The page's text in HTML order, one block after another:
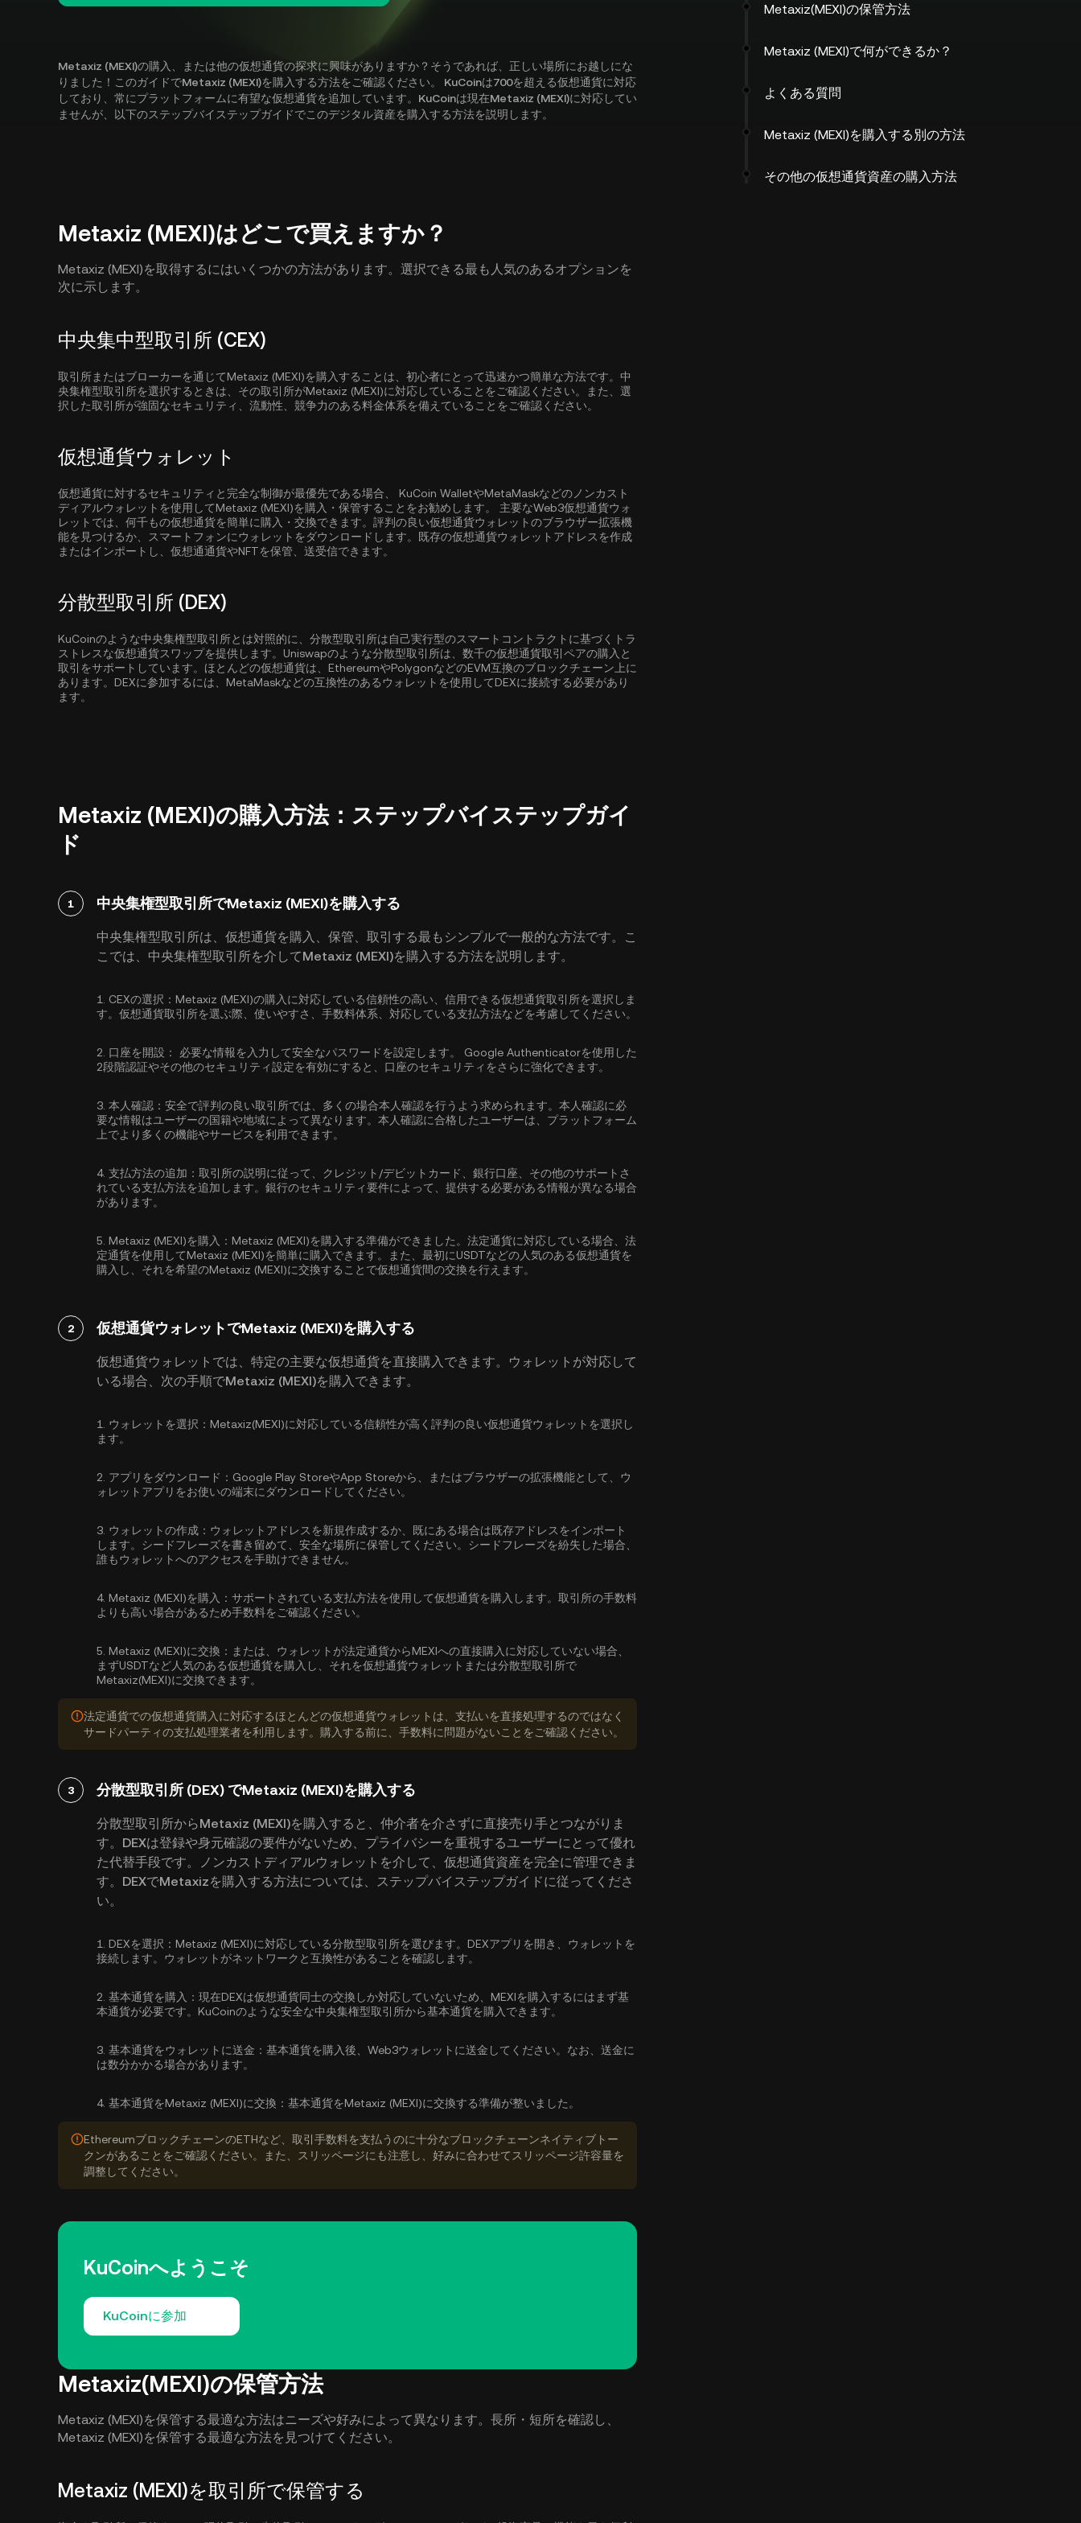
Metaxiz (MEXI)の購入、または他の仮想通貨の探求に興味がありますか？そうであれば、正しい場所にお越しにな
りました！このガイドでMetaxiz (MEXI)を購入する方法をご確認ください。 KuCoinは700を超える仮想通貨に対応
しており、常にプラットフォームに有望な仮想通貨を追加しています。KuCoinは現在Metaxiz (MEXI)に対応してい
ませんが、以下のステップバイステップガイドでこのデジタル資産を購入する方法を説明します。
Metaxiz (MEXI)はどこで買えますか？
Metaxiz (MEXI)を取得するにはいくつかの方法があります。選択できる最も人気のあるオプションを
次に示します。
中央集中型取引所 (CEX)
取引所またはブローカーを通じてMetaxiz (MEXI)を購入することは、初心者にとって迅速かつ簡単な方法です。中
央集権型取引所を選択するときは、その取引所がMetaxiz (MEXI)に対応していることをご確認ください。また、選
択した取引所が強固なセキュリティ、流動性、競争力のある料金体系を備えていることをご確認ください。
仮想通貨ウォレット
仮想通貨に対するセキュリティと完全な制御が最優先である場合、 KuCoin WalletやMetaMaskなどのノンカスト
ディアルウォレットを使用してMetaxiz (MEXI)を購入・保管することをお勧めします。 主要なWeb3仮想通貨ウォ
レットでは、何千もの仮想通貨を簡単に購入・交換できます。評判の良い仮想通貨ウォレットのブラウザー拡張機
能を見つけるか、スマートフォンにウォレットをダウンロードします。既存の仮想通貨ウォレットアドレスを作成
またはインポートし、仮想通通貨やNFTを保管、送受信できます。
分散型取引所 (DEX)
KuCoinのような中央集権型取引所とは対照的に、分散型取引所は自己実行型のスマートコントラクトに基づくトラ
ストレスな仮想通貨スワップを提供します。Uniswapのような分散型取引所は、数千の仮想通貨取引ペアの購入と
取引をサポートしています。ほとんどの仮想通貨は、 EthereumやPolygonなどのEVM互換のブロックチェーン上に
あります。DEXに参加するには、MetaMaskなどの互換性のあるウォレットを使用してDEXに接続する必要があり
ます。
Metaxiz (MEXI)の購入方法：ステップバイステップガイ
ド
1 中央集権型取引所でMetaxiz (MEXI)を購入する
中央集権型取引所は、仮想通貨を購入、保管、取引する最もシンプルで一般的な方法です。こ
こでは、中央集権型取引所を介してMetaxiz (MEXI)を購入する方法を説明します。
1. CEXの選択： Metaxiz (MEXI)の購入に対応している信頼性の高い、信用できる仮想通貨取引所を選択しま
す。仮想通貨取引所を選ぶ際、使いやすさ、手数料体系、対応している支払方法などを考慮してください。
2. 口座を開設： 必要な情報を入力して安全なパスワードを設定します。 Google Authenticatorを使用した
2段階認証やその他のセキュリティ設定を有効にすると、口座のセキュリティをさらに強化できます。
3. 本人確認： 安全で評判の良い取引所では、多くの場合本人確認を行うよう求められます。本人確認に必
要な情報はユーザーの国籍や地域によって異なります。本人確認に合格したユーザーは、プラットフォーム
上でより多くの機能やサービスを利用できます。
4. 支払方法の追加： 取引所の説明に従って、クレジット/デビットカード、銀行口座、その他のサポートさ
れている支払方法を追加します。銀行のセキュリティ要件によって、提供する必要がある情報が異なる場合
があります。
5. Metaxiz (MEXI)を購入： Metaxiz (MEXI)を購入する準備ができました。法定通貨に対応している場合、法
定通貨を使用してMetaxiz (MEXI)を簡単に購入できます。また、最初にUSDTなどの人気のある仮想通貨を
購入し、それを希望のMetaxiz (MEXI)に交換することで仮想通貨間の交換を行えます。
2 仮想通貨ウォレットでMetaxiz (MEXI)を購入する
仮想通貨ウォレットでは、特定の主要な仮想通貨を直接購入できます。ウォレットが対応して
いる場合、次の手順でMetaxiz (MEXI)を購入できます。
1. ウォレットを選択： Metaxiz(MEXI)に対応している信頼性が高く評判の良い仮想通貨ウォレットを選択し
ます。
2. アプリをダウンロード： Google Play StoreやApp Storeから、またはブラウザーの拡張機能として、ウ
ォレットアプリをお使いの端末にダウンロードしてください。
3. ウォレットの作成： ウォレットアドレスを新規作成するか、既にある場合は既存アドレスをインポート
します。シードフレーズを書き留めて、安全な場所に保管してください。シードフレーズを紛失した場合、
誰もウォレットへのアクセスを手助けできません。
4. Metaxiz (MEXI)を購入： サポートされている支払方法を使用して仮想通貨を購入します。取引所の手数料
よりも高い場合があるため手数料をご確認ください。
5. Metaxiz (MEXI)に交換： または、ウォレットが法定通貨からMEXIへの直接購入に対応していない場合、
まずUSDTなど人気のある仮想通貨を購入し、それを仮想通貨ウォレットまたは分散型取引所で
Metaxiz(MEXI)に交換できます。
法定通貨での仮想通貨購入に対応するほとんどの仮想通貨ウォレットは、支払いを直接処理するのではなく
サードパーティの支払処理業者を利用します。購入する前に、手数料に問題がないことをご確認ください。
3 分散型取引所 (DEX) でMetaxiz (MEXI)を購入する
分散型取引所からMetaxiz (MEXI)を購入すると、仲介者を介さずに直接売り手とつながりま
す。DEXは登録や身元確認の要件がないため、プライバシーを重視するユーザーにとって優れ
た代替手段です。ノンカストディアルウォレットを介して、仮想通貨資産を完全に管理できま
す。DEXでMetaxizを購入する方法については、ステップバイステップガイドに従ってくださ
い。
1. DEXを選択： Metaxiz (MEXI)に対応している分散型取引所を選びます。DEXアプリを開き、ウォレットを
接続します。ウォレットがネットワークと互換性があることを確認します。
2. 基本通貨を購入： 現在DEXは仮想通貨同士の交換しか対応していないため、MEXIを購入するにはまず基
本通貨が必要です。KuCoinのような安全な中央集権型取引所から基本通貨を購入 できます。
3. 基本通貨をウォレットに送金： 基本通貨を購入後、Web3ウォレットに送金してください。なお、送金に
は数分かかる場合があります。
4. 基本通貨をMetaxiz (MEXI)に交換： 基本通貨をMetaxiz (MEXI)に交換する準備が整いました。
EthereumブロックチェーンのETHなど、取引手数料を支払うのに十分なブロックチェーンネイティブトー
クンがあることをご確認ください。また、スリッページにも注意し、好みに合わせてスリッページ許容量を
調整してください。
KuCoinへようこそ
KuCoinに参加
Metaxiz(MEXI)の保管方法
Metaxiz (MEXI)を保管する最適な方法はニーズや好みによって異なります。長所・短所を確認し、
Metaxiz (MEXI)を保管する最適な方法を見つけてください。
Metaxiz (MEXI)を取引所で保管する
Metaxiz(MEXI)の保管方法
Metaxiz (MEXI)で何ができるか？
よくある質問
Metaxiz (MEXI)を購入する別の方法
その他の仮想通貨資産の購入方法